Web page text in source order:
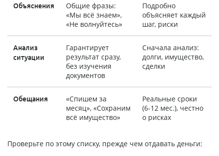
Объяснения
Общие фразы:
«Мы всё знаем»,
«Не волнуйтесь»
Подробно
объясняет каждый
шаг, риски
Анализ
ситуации
Гарантирует
результат сразу,
без изучения
документов
Сначала анализ:
долги, имущество,
сделки
Обещания
«Спишем за
месяц», «Сохраним
всё имущество»
Реальные сроки
(6-12 мес.), честно
о рисках
Проверьте по этому списку, прежде чем отдавать деньги: